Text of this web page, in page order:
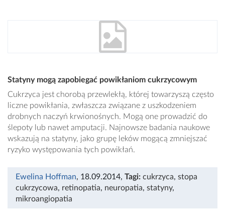
Statyny mogą zapobiegać powikłaniom cukrzycowym
Cukrzyca jest chorobą przewlekłą, której towarzyszą często
liczne powikłania, zwłaszcza związane z uszkodzeniem
drobnych naczyń krwionośnych. Mogą one prowadzić do
ślepoty lub nawet amputacji. Najnowsze badania naukowe
wskazują na statyny, jako grupę leków mogącą zmniejszać
ryzyko występowania tych powikłań.
Ewelina Hoffman, 18.09.2014, Tagi: cukrzyca, stopa
cukrzycowa, retinopatia, neuropatia, statyny,
mikroangiopatia